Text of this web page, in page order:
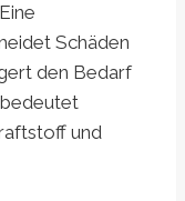
Schäden
den Bedarf
und